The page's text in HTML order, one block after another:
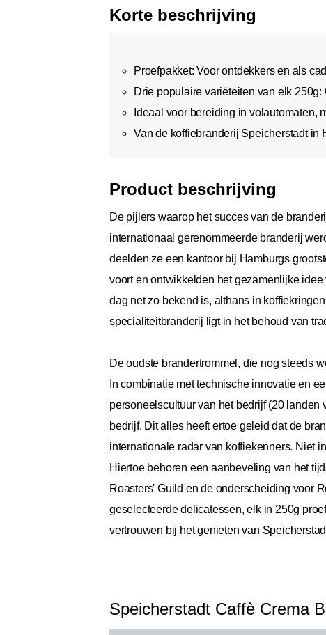
Korte beschrijving
Proefpakket: Voor ontdekkers en als
Drie populaire variëteiten van elk 250g:
Ideaal voor bereiding in volautomaten,
Van de koffiebranderij Speicherstadt in
Product beschrijving
De pijlers waarop het succes van de
internationaal gerenommeerde branderij
deelden ze een kantoor bij Hamburgs
voort en ontwikkelden het gezamenlijke
dag net zo bekend is, althans in
specialiteitbranderij ligt in het behoud van
De oudste brandertrommel, die nog steeds
In combinatie met technische innovatie en
personeelscultuur van het bedrijf (20
bedrijf. Dit alles heeft ertoe geleid dat de
internationale radar van koffiekenners. Niet
Hiertoe behoren een aanbeveling van het
Roasters' Guild en de onderscheiding voor
geselecteerde delicatessen, elk in 250g
vertrouwen bij het genieten van
Speicherstadt Caffè Crema